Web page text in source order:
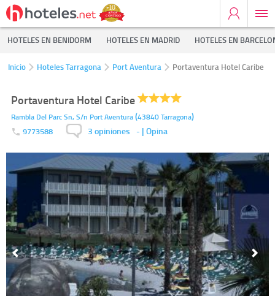
HOTELES EN BENIDORM HOTELES EN MADRID HOTELES EN
Inicio Hoteles Tarragona Port Aventura Portaventura Hotel Caribe
Portaventura Hotel Caribe
Rambla Del Parc Sn, S/n Port Aventura(43840Tarragona)
9773588 3 opiniones - | Opina